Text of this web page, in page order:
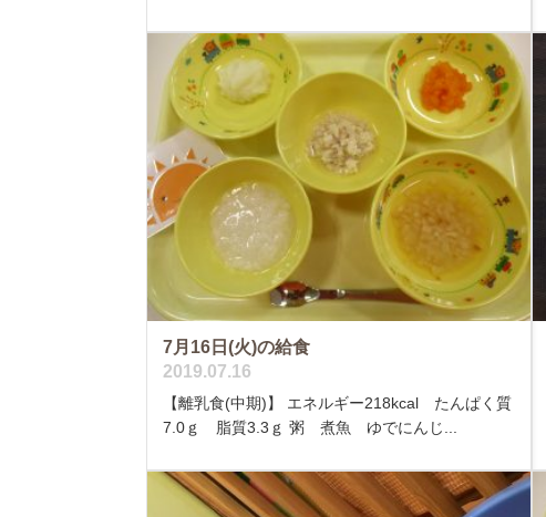
7月16日(火)の給食
2019.07.16
【離乳食(中期)】 エネルギー218kcal たんぱく質
7.0ｇ 脂質3.3ｇ 粥 煮魚 ゆでにんじ...